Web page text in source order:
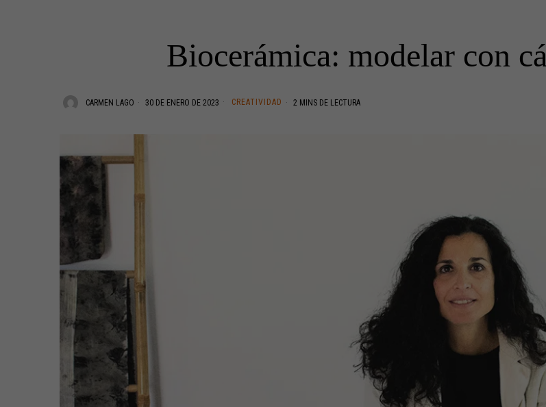
Biocerámica: modelar con
CARMEN LAGO 30 DE ENERO DE 2023 CREATIVIDAD 2 MINS DE LECTURA